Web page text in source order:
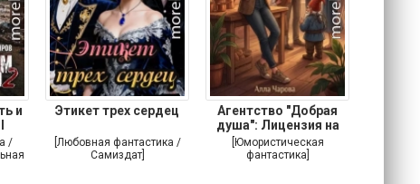
и
/
Этикет трех сердец
[Любовная фантастика /
Самиздат]
Агентство "Добрая
душа": Лицензия на
добро
[Юмористическая
фантастика]